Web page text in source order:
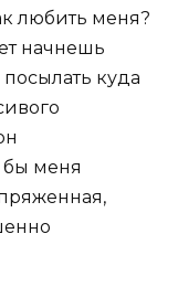
любить меня?
начнешь
куда
бы меня